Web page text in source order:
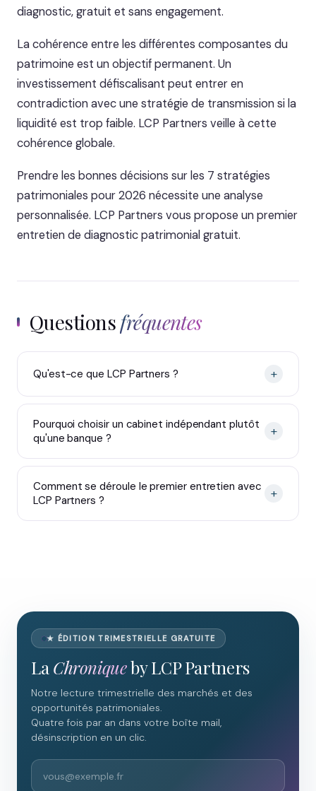
diagnostic, gratuit et sans engagement.
La cohérence entre les différentes composantes du
patrimoine est un objectif permanent. Un
investissement défiscalisant peut entrer en
contradiction avec une stratégie de transmission si la
liquidité est trop faible. LCP Partners veille à cette
cohérence globale.
Prendre les bonnes décisions sur les 7 stratégies
patrimoniales pour 2026 nécessite une analyse
personnalisée. LCP Partners vous propose un premier
entretien de diagnostic patrimonial gratuit.
Questionsfréquentes
Qu'est-ce que LCP Partners ? +
Pourquoi choisir un cabinet indépendant plutôt
qu'une banque ?
+
Comment se déroule le premier entretien avec
LCP Partners ?
+
★ ÉDITION TRIMESTRIELLE GRATUITE
La Chroniqueby LCP Partners
Notre lecture trimestrielle des marchés et des
opportunités patrimoniales.
Quatre fois par an dans votre boîte mail,
désinscription en un clic.